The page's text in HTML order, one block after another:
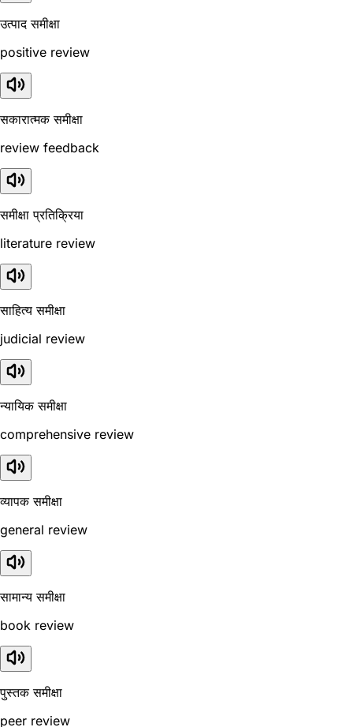
उत्पाद समीक्षा
positive review
सकारात्मक समीक्षा
review feedback
समीक्षा प्रतिक्रिया
literature review
साहित्य समीक्षा
judicial review
न्यायिक समीक्षा
comprehensive review
व्यापक समीक्षा
general review
सामान्य समीक्षा
book review
पुस्तक समीक्षा
peer review